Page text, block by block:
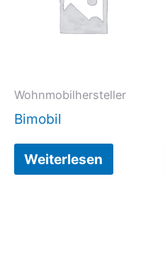
Wohnmobilhersteller
Bimobil
Weiterlesen